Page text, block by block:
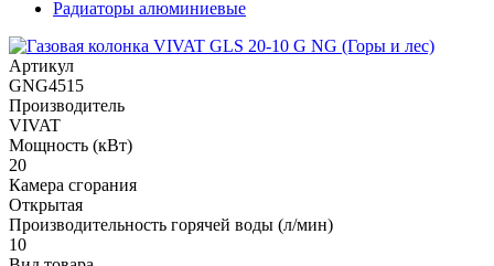
Радиаторы алюминиевые
Артикул
GNG4515
Производитель
VIVAT
Мощность (кВт)
20
Камера сгорания
Открытая
Производительность горячей воды (л/мин)
10